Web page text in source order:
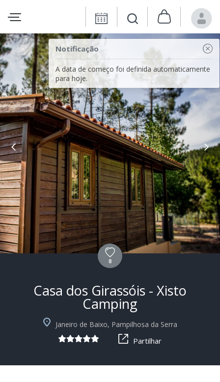
Notificação
A data de começo foi definida automaticamente
para hoje.
+10
8
Casa dos Girassóis - Xisto
Camping
Janeiro de Baixo, Pampilhosa da Serra
Partilhar